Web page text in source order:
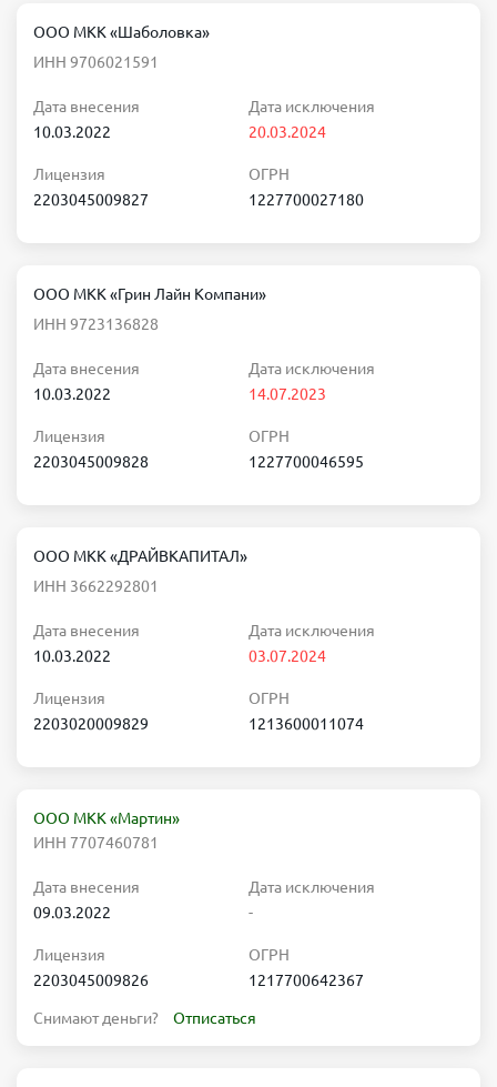
ООО МКК «Шаболовка»
ИНН 9706021591
Дата внесения
10.03.2022
Дата исключения
20.03.2024
Лицензия
2203045009827
ОГРН
1227700027180
ООО МКК «Грин Лайн Компани»
ИНН 9723136828
Дата внесения
10.03.2022
Дата исключения
14.07.2023
Лицензия
2203045009828
ОГРН
1227700046595
ООО МКК «ДРАЙВКАПИТАЛ»
ИНН 3662292801
Дата внесения
10.03.2022
Дата исключения
03.07.2024
Лицензия
2203020009829
ОГРН
1213600011074
ООО МКК «Мартин»
ИНН 7707460781
Дата внесения
09.03.2022
Дата исключения
-
Лицензия
2203045009826
ОГРН
1217700642367
Снимают деньги? Отписаться